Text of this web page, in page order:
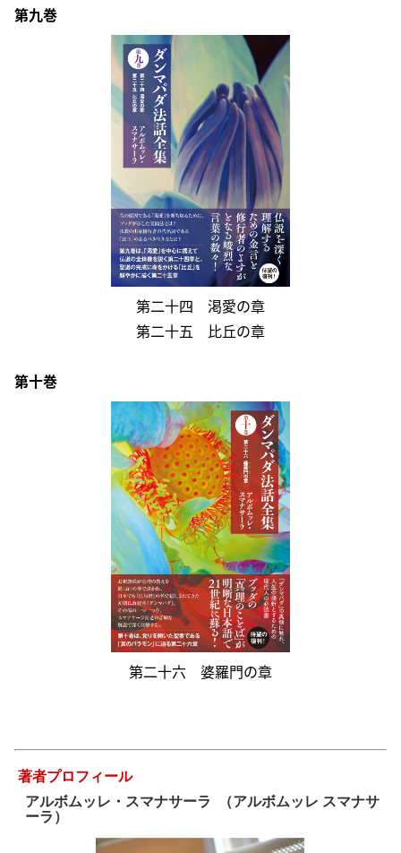
第九巻
第二十四 渇愛の章
第二十五 比丘の章
第十巻
第二十六 婆羅門の章
著者プロフィール
アルボムッレ・スマナサーラ
（アルボムッレ スマナサ
ーラ ）